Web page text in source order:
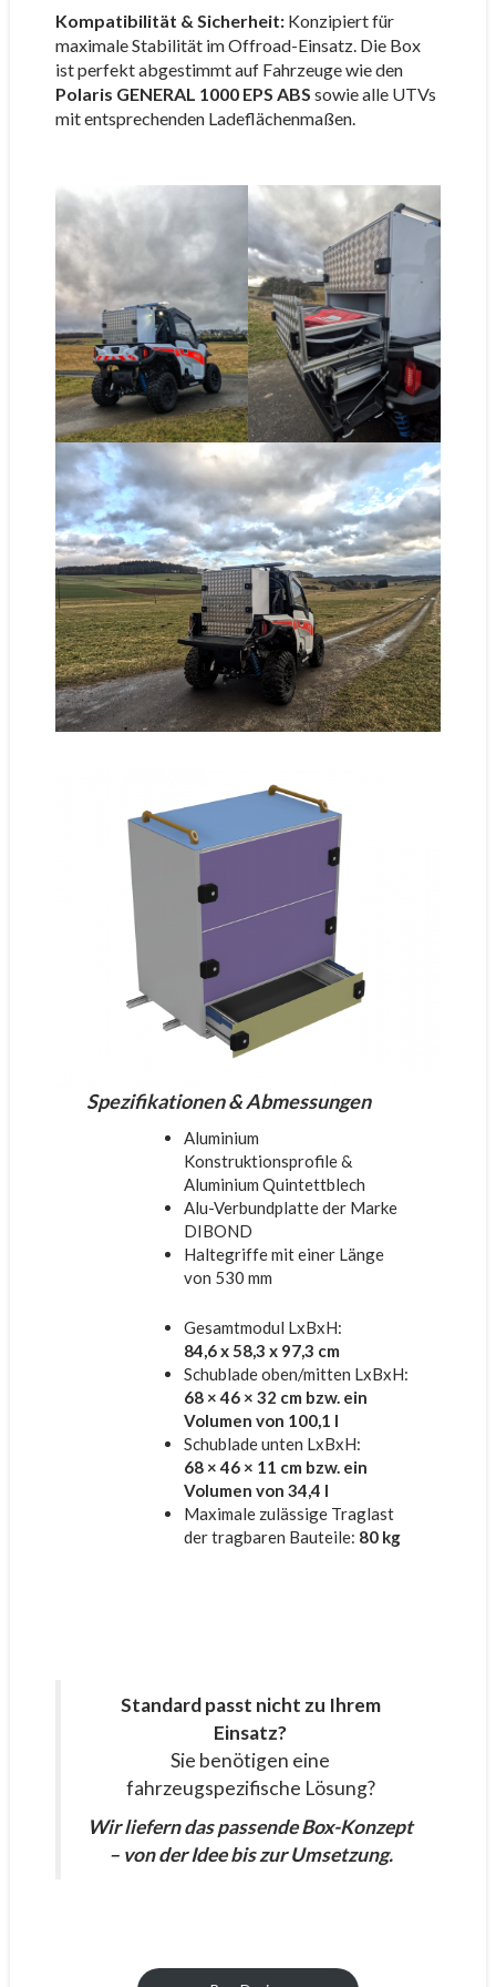
Kompatibilität & Sicherheit:Konzipiert für
maximale Stabilität im Offroad-Einsatz. Die Box
ist perfekt abgestimmt auf Fahrzeuge wie den
Polaris GENERAL 1000 EPS ABS sowie alle UTVs
mit entsprechenden Ladeflächenmaßen.
Spezifikationen& Abmessungen
Aluminium
Konstruktionsprofile &
Aluminium Quintettblech
Alu-Verbundplatte der Marke
DIBOND
Haltegriffe mit einer Länge
von 530 mm
Gesamtmodul LxBxH:
84,6 x 58,3 x 97,3 cm
Schublade oben/mitten LxBxH:
68 × 46 × 32 cm bzw. ein
Volumen von 100,1 l
Schublade unten LxBxH:
68 × 46 × 11 cm bzw. ein
Volumen von 34,4 l
Maximale zulässige Traglast
der tragbaren Bauteile: 80 kg
Standard passt nicht zu Ihrem
Einsatz?
Sie benötigen eine
fahrzeugspezifische Lösung?
Wir liefern das passende Box-Konzept
– von der Idee bis zur Umsetzung.